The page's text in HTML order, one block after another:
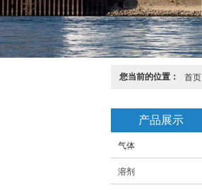
您当前的位置： 首页
产品展示
气体
- 液态气体
溶剂